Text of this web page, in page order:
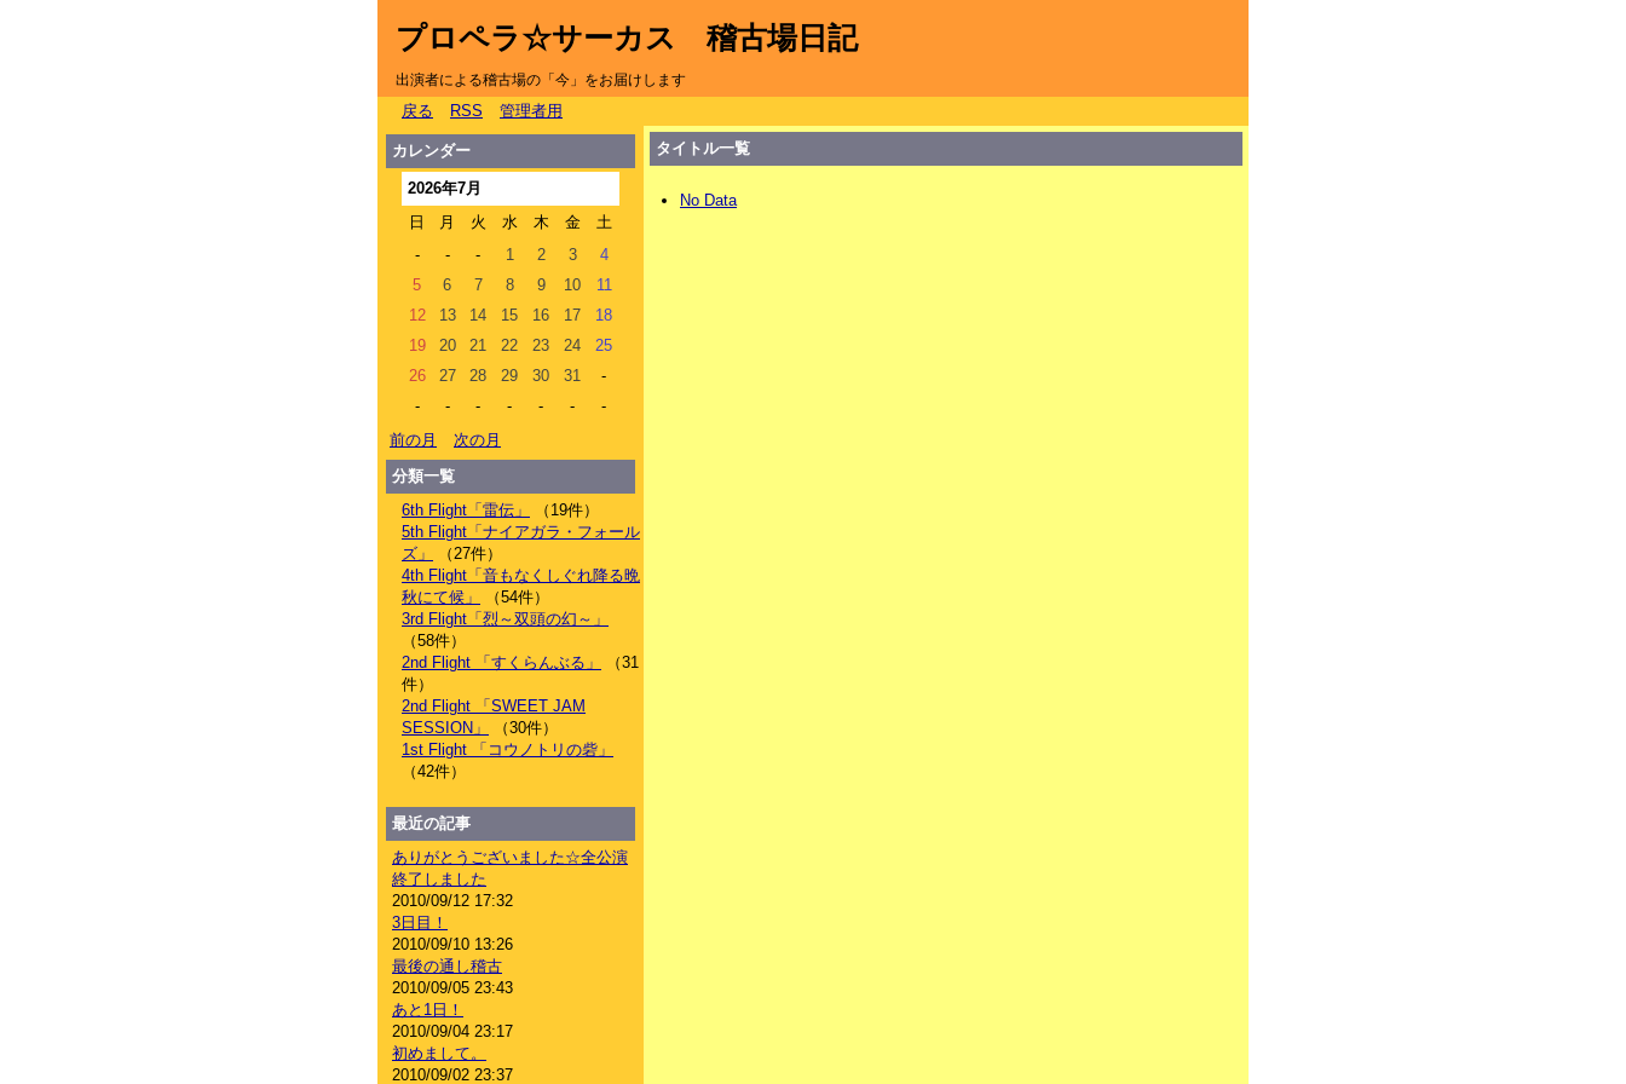
プロペラ☆サーカス 稽古場日記
出演者による稽古場の「今」をお届けします
戻る RSS 管理者用
タイトル一覧
No Data
カレンダー
2026年7月
日
月 火 水 木 金
土
-
- - 1 2 3
4
5
6 7 8 9 10
11
12
13 14 15 16 17
18
19
20 21 22 23 24
25
26
27 28 29 30 31
-
-
- - - - -
-
前の月
次の月
分類一覧
6th Flight「雷伝」
（19件）
5th Flight「ナイアガラ・フォール
ズ」
（27件）
4th Flight「音もなくしぐれ降る晩
秋にて候」
（54件）
3rd Flight「烈～双頭の幻～」
（58件）
2nd Flight 「すくらんぶる」
（31
件）
2nd Flight 「SWEET JAM
SESSION」
（30件）
1st Flight 「コウノトリの砦」
（42件）
最近の記事
ありがとうございました☆全公演
終了しました
2010/09/12 17:32
3日目！
2010/09/10 13:26
最後の通し稽古
2010/09/05 23:43
あと1日！
2010/09/04 23:17
初めまして。
2010/09/02 23:37